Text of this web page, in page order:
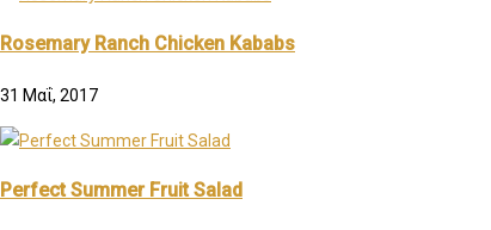
Rosemary Ranch Chicken Kababs
31 Μαΐ, 2017
Perfect Summer Fruit Salad